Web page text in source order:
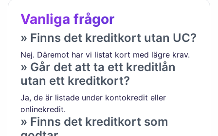
Vanliga frågor
» Finns det kreditkort utan UC?
Nej. Däremot har vi listat kort med lägre krav.
» Går det att ta ett kreditlån
utan ett kreditkort?
Ja, de är listade under kontokredit eller
onlinekredit.
» Finns det kreditkort som